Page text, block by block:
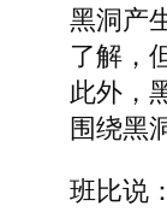
黑洞产
了解，
此外，
围绕黑
班比说